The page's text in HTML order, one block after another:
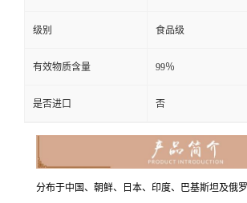
级别 食品级
有效物质含量 99％
是否进口 否
分布于中国、朝鲜、日本、印度、巴基斯坦及俄